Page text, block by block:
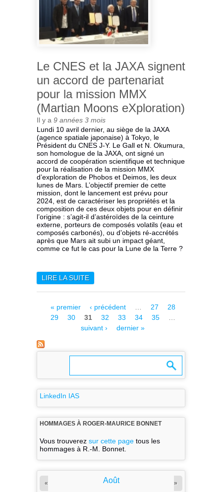
ULTRAVIOLET OUVRE UNE
NOUVELLE VOIE POUR LA
PHYSIQUE SOLAIRE
Le CNES et la JAXA signent
un accord de partenariat
pour la mission MMX
(Martian Moons eXploration)
Il y a 9 années 3 mois
Lundi 10 avril dernier, au siège de la JAXA
(agence spatiale japonaise) à Tokyo, le
Président du CNES J-Y. Le Gall et N. Okumura,
son homologue de la JAXA, ont signé un
accord de coopération scientifique et technique
pour la réalisation de la mission MMX
d’exploration de Phobos et Deimos, les deux
lunes de Mars. L’objectif premier de cette
mission, dont le lancement est prévu pour
2024, est de caractériser les propriétés et la
composition de ces deux objets pour en définir
l’origine : s’agit-il d’astéroïdes de la ceinture
externe, porteurs de composés volatils (eau et
composés carbonés), ou d’objets ré-accrétés
après que Mars ait subi un impact géant,
comme ce fut le cas pour la Lune de la Terre ?
LIRE LA SUITEDE LE CNES ET LA JAXA
MISSION MMX (MARTIAN
MOONS EXPLORATION)
Pages
« premier ‹ précédent … 27
28
29
30 31 32 33 34 35
…
suivant ›
dernier »
LinkedIn IAS
HOMMAGES À ROGER-MAURICE BONNET
Vous trouverez sur cette page tous les
hommages à R.-M. Bonnet.
Août
« »